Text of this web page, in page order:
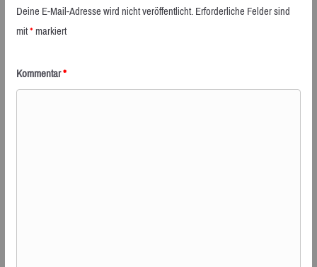
Deine E-Mail-Adresse wird nicht veröffentlicht.Erforderliche Felder sind
mit*markiert
Kommentar*